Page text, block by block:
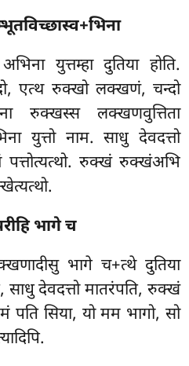
युत्तम्हा दुतिया होति.
एत्थ रुक्खो लक्खणं, चन्दो
रुक्खस्स लक्खणवुत्तिता
युत्तो नाम. साधु देवदत्तो
पत्तोत्यत्थो. रुक्खं रुक्खंअभि
भागे च
भागे च+त्थे दुतिया
देवदत्तो मातरंपति, रुक्खं
पति सिया, यो मम भागो, सो